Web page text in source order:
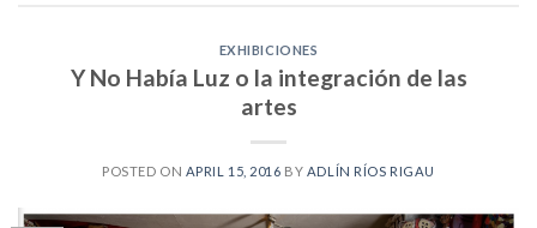
EXHIBICIONES
Y No Había Luz o la integración de las
artes
POSTED ON APRIL 15, 2016 BY ADLÍN RÍOS RIGAU